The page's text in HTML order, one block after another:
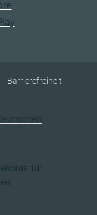
Barrierefreiheit